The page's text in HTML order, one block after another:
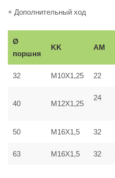
+ Дополнительный ход
Ø
поршня
KK AM
32 M10X1,25 22
40 M12X1,25
24
50 M16X1,5 32
63 M16X1,5 32